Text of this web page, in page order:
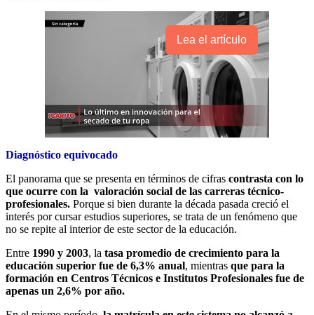
Lea el artículo
Diagnóstico equivocado
El panorama que se presenta en términos de cifras contrasta con lo
que ocurre con la valoración social de las carreras técnico-
profesionales. Porque si bien durante la década pasada creció el
interés por cursar estudios superiores, se trata de un fenómeno que
no se repite al interior de este sector de la educación.
Entre 1990 y 2003, la tasa promedio de crecimiento para la
educación superior fue de 6,3% anual, mientras que para la
formación en Centros Técnicos e Institutos Profesionales fue de
apenas un 2,6% por año.